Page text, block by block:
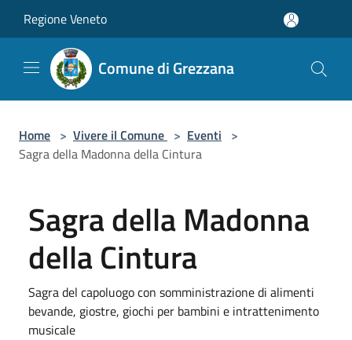
Regione Veneto
Comune di Grezzana
Home > Vivere il Comune > Eventi >
Sagra della Madonna della Cintura
Sagra della Madonna
della Cintura
Sagra del capoluogo con somministrazione di alimenti
bevande, giostre, giochi per bambini e intrattenimento
musicale